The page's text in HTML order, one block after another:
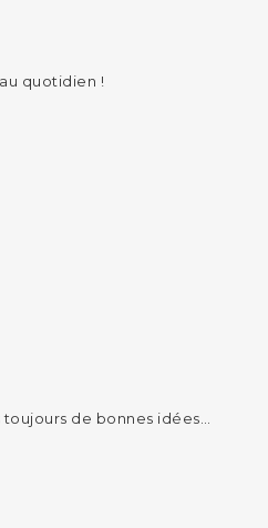
quotidien !
toujours de bonnes idées…